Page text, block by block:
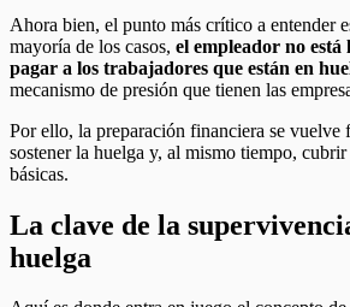
Ahora bien, el punto más crítico a entender
mayoría de los casos, el empleador no está
pagar a los trabajadores que están en
mecanismo de presión que tienen las
Por ello, la preparación financiera se vuelve
sostener la huelga y, al mismo tiempo, cubrir
básicas.
La clave de la
huelga